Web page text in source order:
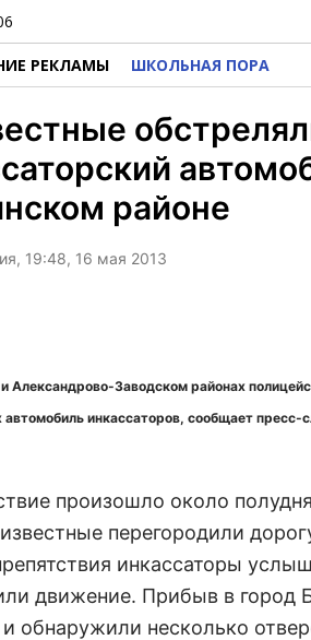
РЕКЛАМЫ ШКОЛЬНАЯ ПОРА
районе
19:48, 16 мая 2013
Александрово-Заводском районах
автомобиль инкассаторов, сообщает
произошло около
перегородили
инкассаторы
движение. Прибыв в город
обнаружили несколько